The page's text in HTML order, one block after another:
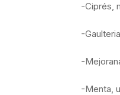
-Ciprés,
-
-
-Menta,